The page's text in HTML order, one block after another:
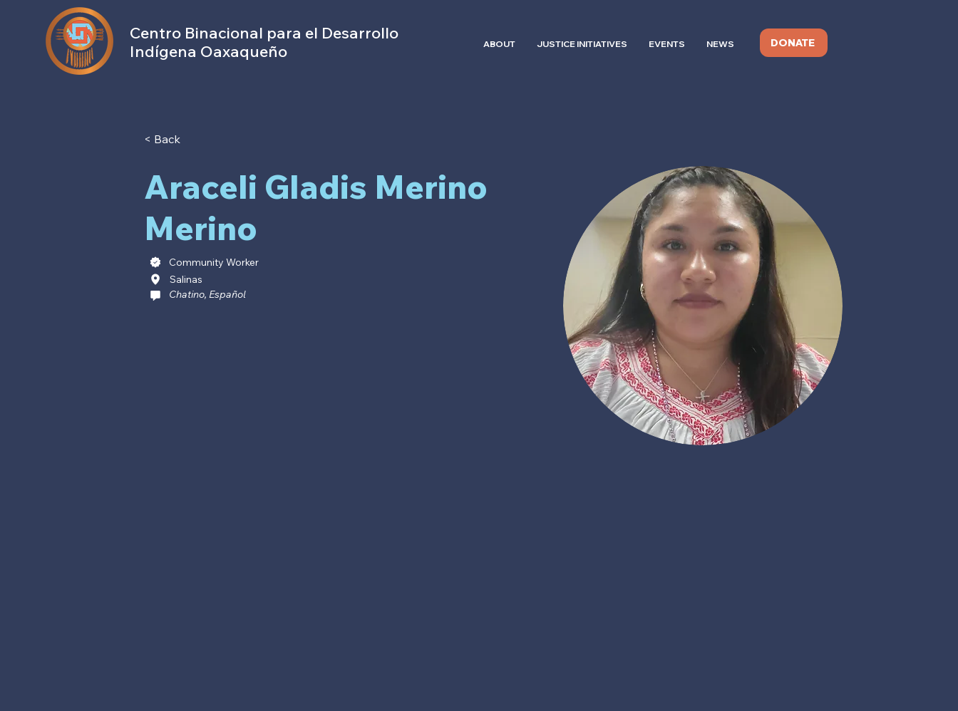
Centro Binacional para el Desarrollo
Indígena Oaxaqueño
ABOUT JUSTICE INITIATIVES EVENTS NEWS DONATE
< Back
Araceli Gladis Merino
Merino
Community Worker
Chatino, Español
Salinas